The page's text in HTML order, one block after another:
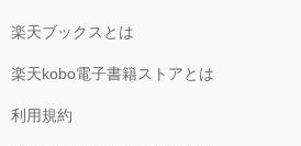
楽天ブックスとは
楽天kobo電子書籍ストアとは
利用規約